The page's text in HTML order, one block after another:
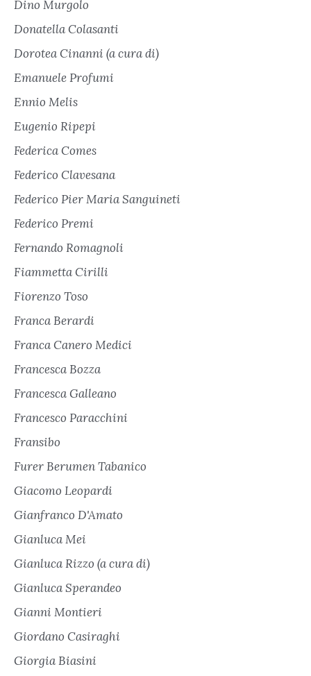
Dino Murgolo
Donatella Colasanti
Dorotea Cinanni (a cura di)
Emanuele Profumi
Ennio Melis
Eugenio Ripepi
Federica Comes
Federico Clavesana
Federico Pier Maria Sanguineti
Federico Premi
Fernando Romagnoli
Fiammetta Cirilli
Fiorenzo Toso
Franca Berardi
Franca Canero Medici
Francesca Bozza
Francesca Galleano
Francesco Paracchini
Fransibo
Furer Berumen Tabanico
Giacomo Leopardi
Gianfranco D'Amato
Gianluca Mei
Gianluca Rizzo (a cura di)
Gianluca Sperandeo
Gianni Montieri
Giordano Casiraghi
Giorgia Biasini